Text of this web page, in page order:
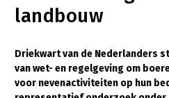
Sterk ondernemerschap
Transitiepaden
Thema’s
landbouw
Driekwart van de Nederlanders
van wet- en regelgeving om
voor nevenactiviteiten op hun